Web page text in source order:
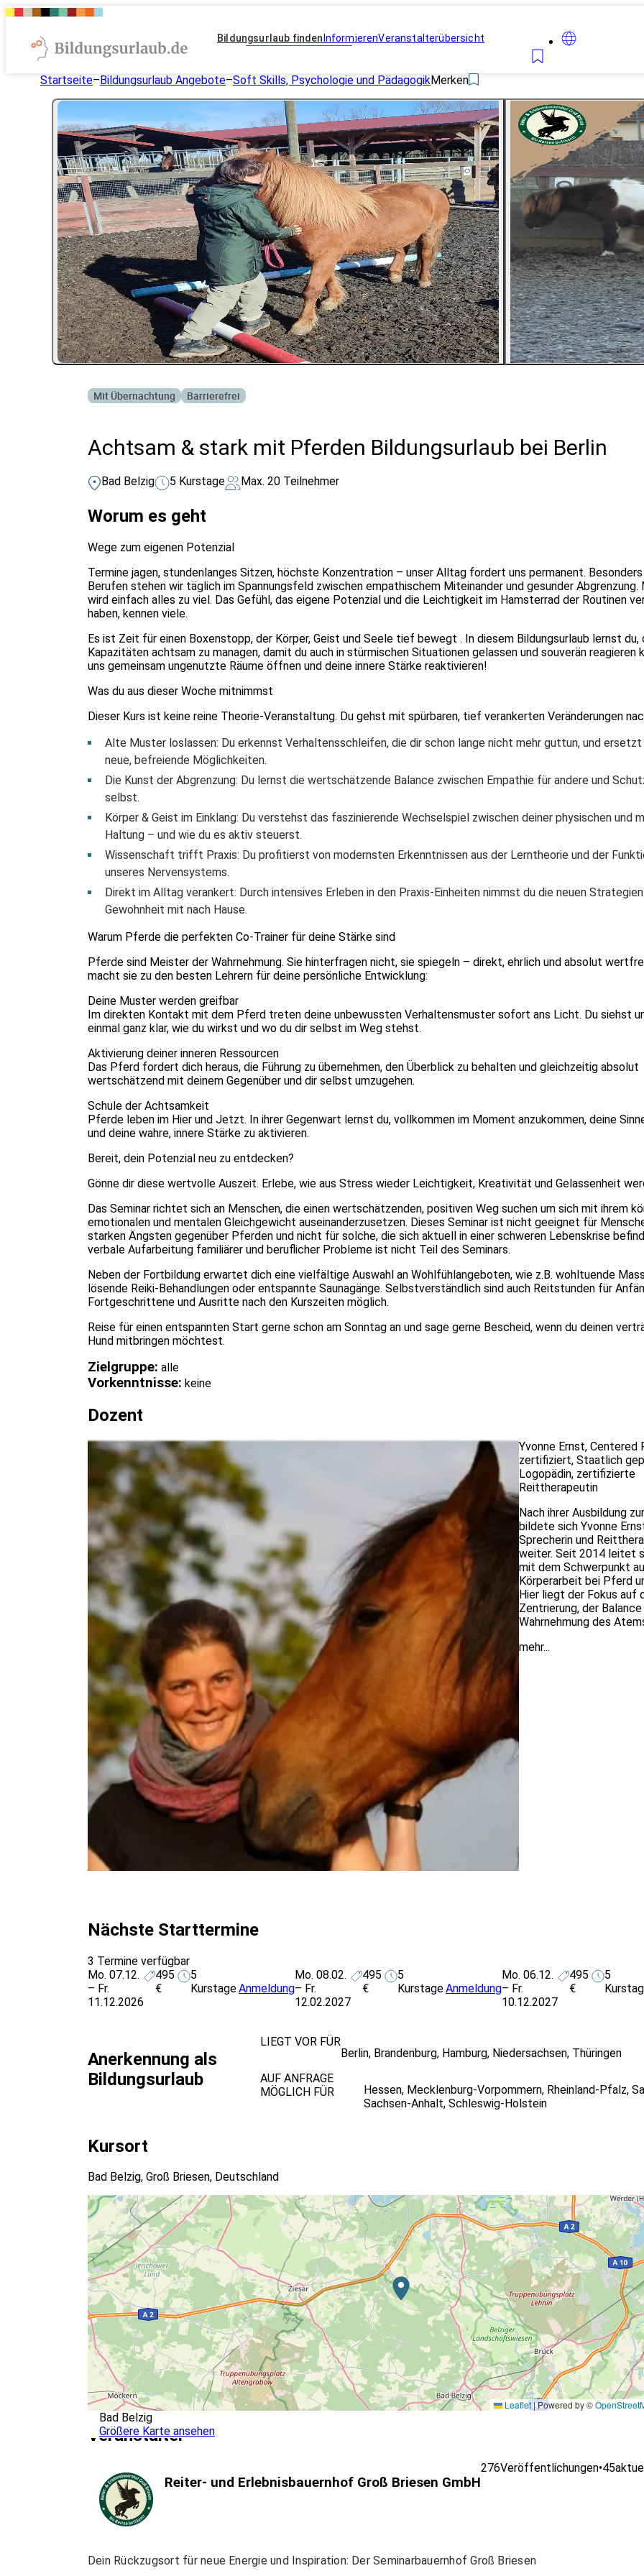
Bildungsurlaub finden InformierenVeranstalterübersicht
Startseite–Bildungsurlaub Angebote–Soft Skills, Psychologie und PädagogikMerken
Mit Übernachtung Barrierefrei
Achtsam & stark mit Pferden Bildungsurlaub bei Berlin
Bad Belzig 5 Kurstage Max. 20 Teilnehmer
Worum es geht
Wege zum eigenen Potenzial
Termine jagen, stundenlanges Sitzen, höchste Konzentration – unser Alltag fordert uns permanent.
Berufen stehen wir täglich im Spannungsfeld zwischen empathischem Miteinander und gesunder Abgrenzung.
wird einfach alles zu viel. Das Gefühl, das eigene Potenzial und die Leichtigkeit im Hamsterrad der Routinen
haben, kennen viele.
Es ist Zeit für einen Boxenstopp, der Körper, Geist und Seele tief bewegt . In diesem Bildungsurlaub lernst du,
Kapazitäten achtsam zu managen, damit du auch in stürmischen Situationen gelassen und souverän reagieren
uns gemeinsam ungenutzte Räume öffnen und deine innere Stärke reaktivieren!
Was du aus dieser Woche mitnimmst
Dieser Kurs ist keine reine Theorie-Veranstaltung. Du gehst mit spürbaren, tief verankerten Veränderungen
Alte Muster loslassen: Du erkennst Verhaltensschleifen, die dir schon lange nicht mehr guttun, und ersetzt
neue, befreiende Möglichkeiten.
Die Kunst der Abgrenzung: Du lernst die wertschätzende Balance zwischen Empathie für andere und
selbst.
Körper & Geist im Einklang: Du verstehst das faszinierende Wechselspiel zwischen deiner physischen und
Haltung – und wie du es aktiv steuerst.
Wissenschaft trifft Praxis: Du profitierst von modernsten Erkenntnissen aus der Lerntheorie und der
unseres Nervensystems.
Direkt im Alltag verankert: Durch intensives Erleben in den Praxis-Einheiten nimmst du die neuen
Gewohnheit mit nach Hause.
Warum Pferde die perfekten Co-Trainer für deine Stärke sind
Pferde sind Meister der Wahrnehmung. Sie hinterfragen nicht, sie spiegeln – direkt, ehrlich und absolut
macht sie zu den besten Lehrern für deine persönliche Entwicklung:
Deine Muster werden greifbar
Im direkten Kontakt mit dem Pferd treten deine unbewussten Verhaltensmuster sofort ans Licht. Du siehst
einmal ganz klar, wie du wirkst und wo du dir selbst im Weg stehst.
Aktivierung deiner inneren Ressourcen
Das Pferd fordert dich heraus, die Führung zu übernehmen, den Überblick zu behalten und gleichzeitig absolut
wertschätzend mit deinem Gegenüber und dir selbst umzugehen.
Schule der Achtsamkeit
Pferde leben im Hier und Jetzt. In ihrer Gegenwart lernst du, vollkommen im Moment anzukommen, deine
und deine wahre, innere Stärke zu aktivieren.
Bereit, dein Potenzial neu zu entdecken?
Gönne dir diese wertvolle Auszeit. Erlebe, wie aus Stress wieder Leichtigkeit, Kreativität und Gelassenheit
Das Seminar richtet sich an Menschen, die einen wertschätzenden, positiven Weg suchen um sich mit ihrem
emotionalen und mentalen Gleichgewicht auseinanderzusetzen. Dieses Seminar ist nicht geeignet für
starken Ängsten gegenüber Pferden und nicht für solche, die sich aktuell in einer schweren Lebenskrise
verbale Aufarbeitung familiärer und beruflicher Probleme ist nicht Teil des Seminars.
Neben der Fortbildung erwartet dich eine vielfältige Auswahl an Wohlfühlangeboten, wie z.B. wohltuende
lösende Reiki-Behandlungen oder entspannte Saunagänge. Selbstverständlich sind auch Reitstunden für
Fortgeschrittene und Ausritte nach den Kurszeiten möglich.
Reise für einen entspannten Start gerne schon am Sonntag an und sage gerne Bescheid, wenn du deinen
Hund mitbringen möchtest.
Zielgruppe: alle
Vorkenntnisse: keine
Dozent
Yvonne Ernst, Centered
zertifiziert, Staatlich
Logopädin, zertifizierte
Reittherapeutin
Nach ihrer Ausbildung
bildete sich Yvonne
Sprecherin und
weiter. Seit 2014 leitet
mit dem Schwerpunkt
Körperarbeit bei Pferd
Hier liegt der Fokus auf
Zentrierung, der
Wahrnehmung des
mehr...
Nächste Starttermine
3 Termine verfügbar
Mo. 07.12.
– Fr.
11.12.2026
495
€
5
KurstageAnmeldung
Mo. 08.02.
– Fr.
12.02.2027
495
€
5
KurstageAnmeldung
Mo. 06.12.
– Fr.
10.12.2027
495
€
5
Anerkennung als
Bildungsurlaub
LIEGT VOR FÜR
Berlin, Brandenburg, Hamburg, Niedersachsen, Thüringen
AUF ANFRAGE
MÖGLICH FÜR
Hessen, Mecklenburg-Vorpommern, Rheinland-Pfalz,
Sachsen-Anhalt, Schleswig-Holstein
Kursort
Bad Belzig, Groß Briesen, Deutschland
Leaflet|Powered by ©
Bad Belzig
Größere Karte ansehen
Veranstalter
Reiter- und Erlebnisbauernhof Groß Briesen GmbH
276Veröffentlichungen•45
Dein Rückzugsort für neue Energie und Inspiration: Der Seminarbauernhof Groß Briesen